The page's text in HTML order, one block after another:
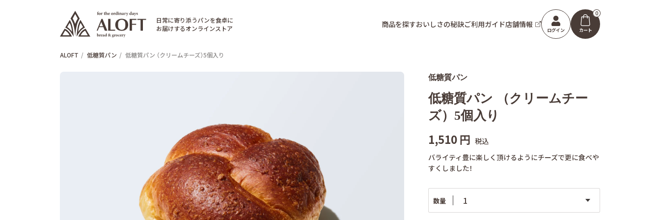
日常に寄り添うパンを食卓に
お届けするオンラインストア
商品を探すおいしさの秘訣ご利用ガイド店舗情報
ログイン
0
カート
ALOFT 低糖質パン 低糖質パン （クリームチーズ）5個入り
低糖質パン
低糖質パン （クリームチー
ズ）5個入り
1,510円 税込
バライティ豊に楽しく頂けるようにチーズで更に食べや
すくしました！
数量